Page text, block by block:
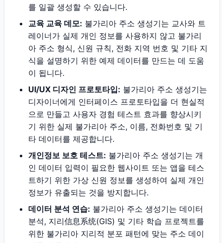
를 일괄 생성할 수 있습니다.
교육 교육 데모: 불가리아 주소 생성기는 교사와 트
레이너가 실제 개인 정보를 사용하지 않고 불가리
아 주소 형식, 신원 규칙, 전화 지역 번호 및 기타 지
식을 설명하기 위한 예제 데이터를 만드는 데 도움
이 됩니다.
UI/UX 디자인 프로토타입: 불가리아 주소 생성기는
디자이너에게 인터페이스 프로토타입을 더 현실적
으로 만들고 사용자 경험 테스트 효과를 향상시키
기 위한 실제 불가리아 주소, 이름, 전화번호 및 기
타 데이터를 제공합니다.
개인정보 보호 테스트: 불가리아 주소 생성기는 개
인 데이터 입력이 필요한 웹사이트 또는 앱을 테스
트하기 위한 가상 신원 정보를 생성하여 실제 개인
정보가 유출되는 것을 방지합니다.
데이터 분석 연습: 불가리아 주소 생성기는 데이터
분석, 지리信息系统(GIS) 및 기타 학습 프로젝트를
위한 불가리아 지리적 분포 패턴에 맞는 주소 데이